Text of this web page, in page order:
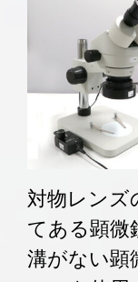
対物レンズ
てある顕微
溝がない顕